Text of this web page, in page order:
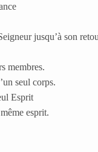
jusqu’à son
membres.
seul corps.
Esprit
esprit.